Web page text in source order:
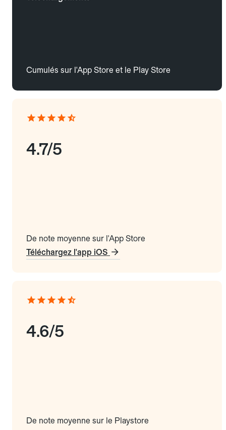
Cumulés sur l'App Store et le Play Store
4.7/5
De note moyenne sur l'App Store
Téléchargez l'app iOS
4.6/5
De note moyenne sur le Playstore